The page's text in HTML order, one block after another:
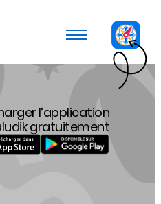
l’application
gratuitement